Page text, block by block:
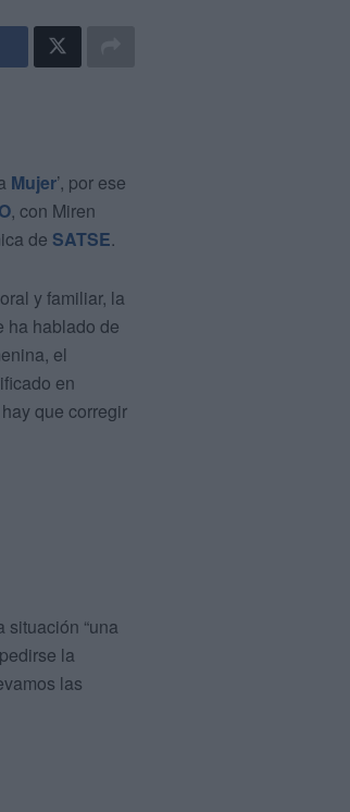
Mujer’, por ese
, con Miren
de SATSE.
y familiar, la
ha hablado de
el
en
que corregir
“una
la
las